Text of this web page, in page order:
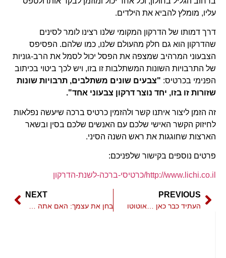
עליו, מומלץ להביא את הילדים.
דרך דמותו של הדרקון המקומי שלנו רצינו לומר לסינים
שהדרקון הוא גם חלק מהעולם שלנו, כמו שלהם. הפסיפס
הצבעוני המרהיב שמצפה את הפסל יכול לסמל את הרב-גוניות
של התרבויות השונות המשתלבות זו בזו, ויש לכך ביטוי בכיתוב
הפנימי בכרטיס: "צבעים שונים משתלבים, תרבויות שונות
שזורות זו בזו, יחד נוצר דרקון צבעוני אחד".
זה הזמן ליצור איתנו קשר ולהזמין כרטיס ברכה שיעשה נפלאות
לחיזוק הקשר האישי שלכם עם האנשים שלכם בסין ובשאר
הארצות שחוגגות את ראש השנה הסיני.
פרטים נוספים בקישור שלפניכם:
http://www.lichi.co.il/כרטיסי-ברכה-לשנת-הדרקון
PREVIOUS
העתיד כבר כאן …אוטוטו
NEXT